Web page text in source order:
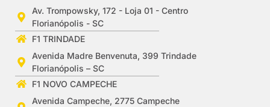
Av. Trompowsky, 172 - Loja 01 - Centro
Florianópolis - SC
F1 TRINDADE
Avenida Madre Benvenuta, 399 Trindade
Florianópolis – SC
F1 NOVO CAMPECHE
Avenida Campeche, 2775 Campeche